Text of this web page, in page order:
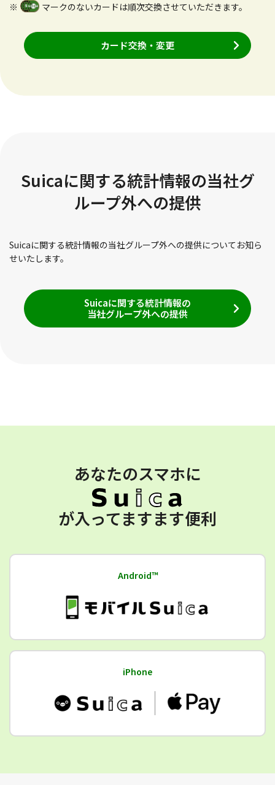
※ マークのないカードは順次交換させていただきます。
カード交換・変更
Suicaに関する統計情報の当社グ
ループ外への提供
Suicaに関する統計情報の当社グループ外への提供についてお知ら
せいたします。
Suicaに関する統計情報の
当社グループ外への提供
あなたのスマホに
が入ってますます便利
Android™
iPhone